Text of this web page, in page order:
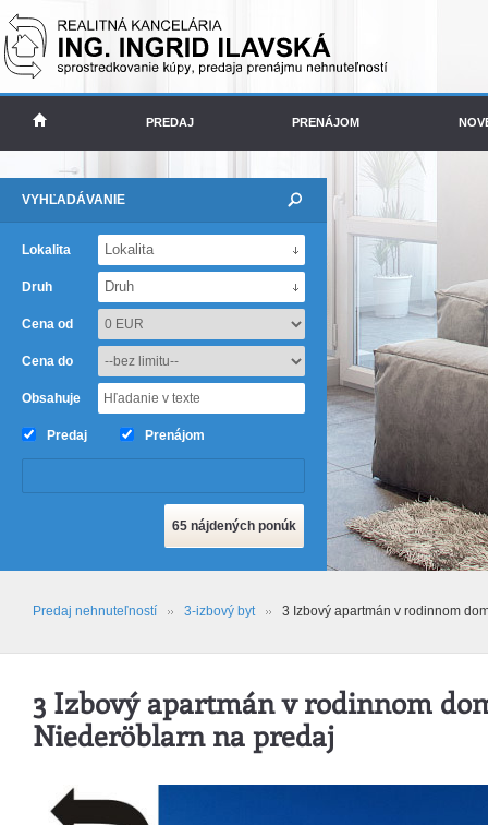
Predaj nehnuteľností 3-izbový byt 3 Izbový apartmán v rodinnom
3 Izbový apartmán v rodinnom
Niederöblarn na predaj
PREDAJ PRENÁJOM
VYHĽADÁVANIE
Lokalita Lokalita
Druh Druh
Cena od
Cena do
Obsahuje
Predaj Prenájom